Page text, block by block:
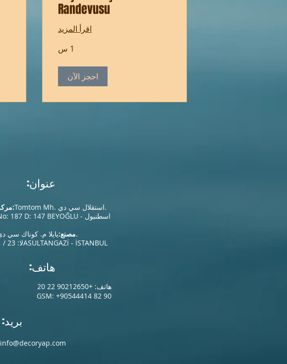
Randevusu
اقرأ المزيد
1 س
احجز الآن
عنوان:
مركز:
Tomtom Mh. استقلال سي دي.
No: 187 D: 147 BEYOĞLU - اسطنبول
مصنع:يايلا م. كوناك سي دي.
لا: 23 / 1ASULTANGAZİ - İSTANBUL
هاتف:
هاتف: +90212650 22 20
GSM: +90544414 82 90
بريد:
info@decoryap.com